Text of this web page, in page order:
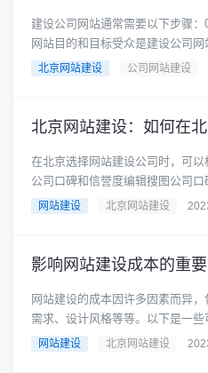
建设公司网站通常需要以下步骤
网站目的和目标受众是建设公司
主要目的是什么，例如是......
北京网站建设 公司网站建设
在北京选择网站建设公司时，可
公司口碑和信誉度编辑搜图公司
声誉和......
网站建设 北京网站建设
影响网站建设成本的重要
网站建设的成本因许多因素而异
需求、设计风格等等。以下是一
素：网站类型：不同类型的......
网站建设 北京网站建设